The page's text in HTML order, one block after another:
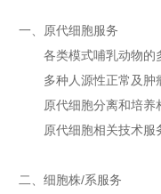
一、原代细胞服务
各类模式哺乳动物的
多种人源性正常及肿
原代细胞分离和培养
原代细胞相关技术服
二、细胞株/系服务